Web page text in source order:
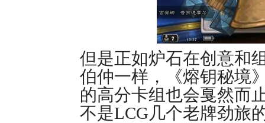
但是正如炉石在创意和
伯仲一样，《熔钥秘境
的高分卡组也会戛然而
不是LCG几个老牌劲旅